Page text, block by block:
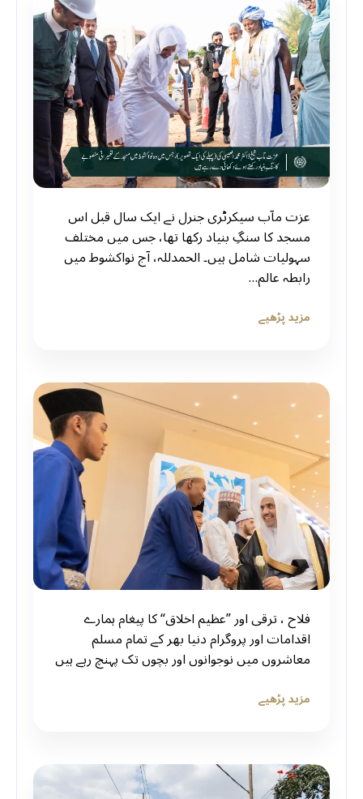
عزت مآب سیکرٹری جنرل نے ایک سال قبل اس
مسجد کا سنگِ بنیاد رکھا تھا، جس میں مختلف
سہولیات شامل ہیں۔ الحمدللہ، آج نواکشوط میں
رابطہ عالم…
مزید پڑھیے
فلاح ، ترقی اور ”عظیم اخلاق“ کا پیغام ہمارے
اقدامات اور پروگرام دنیا بھر کے تمام مسلم
معاشروں میں نوجوانوں اور بچوں تک پہنچ رہے ہیں
مزید پڑھیے